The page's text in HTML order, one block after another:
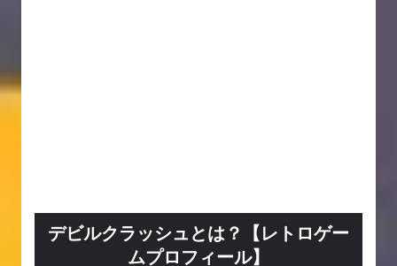
デビルクラッシュとは？【レトロゲー
ムプロフィール】